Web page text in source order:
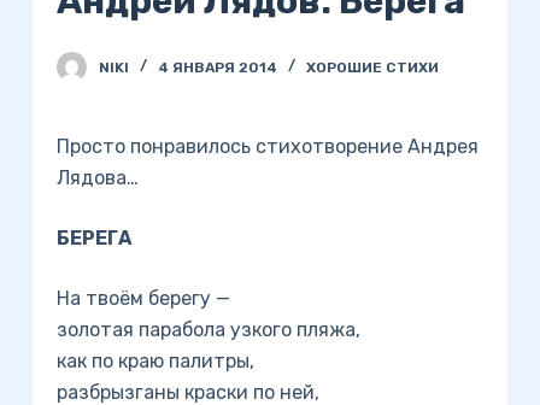
NIKI 4 ЯНВАРЯ 2014 ХОРОШИЕ СТИХИ
Просто понравилось стихотворение Андрея
Лядова…
БЕРЕГА
На твоём берегу —
золотая парабола узкого пляжа,
как по краю палитры,
разбрызганы краски по ней,